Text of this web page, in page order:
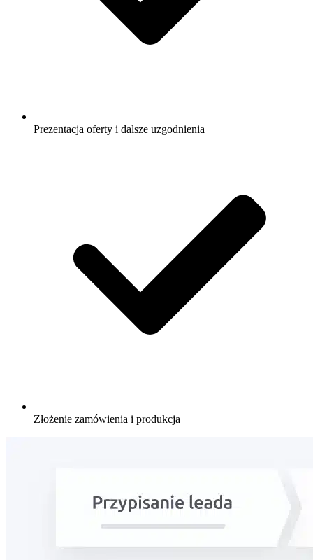
Prezentacja oferty i dalsze uzgodnienia
Złożenie zamówienia i produkcja